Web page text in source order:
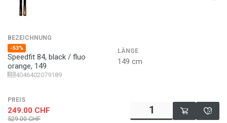
BEZEICHNUNG
-53%
Speedfit 84, black / fluo
orange, 149
4046402079189
LÄNGE
149 cm
PREIS
249.00 CHF
529.00 CHF